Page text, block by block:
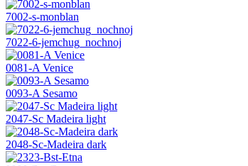
7002-s-monblan
7022-6-jemchug_nochnoj
0081-A Venice
0093-A Sesamo
2047-Sc Madeira light
2048-Sc-Madeira dark